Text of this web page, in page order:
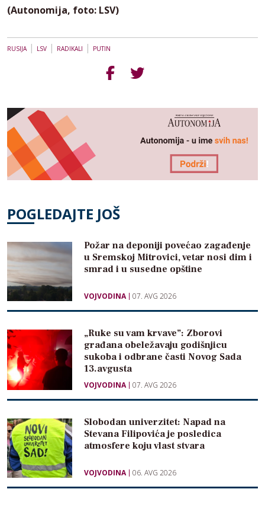
(Autonomija, foto: LSV)
RUSIJA| LSV | RADIKALI | PUTIN
POGLEDAJTE JOŠ
Požar na deponiji povećao zagađenje
u Sremskoj Mitrovici, vetar nosi dim i
smrad i u susedne opštine
VOJVODINA 07. AVG 2026
„Ruke su vam krvave”: Zborovi
građana obeležavaju godišnjicu
sukoba i odbrane časti Novog Sada
13.avgusta
VOJVODINA 07. AVG 2026
Slobodan univerzitet: Napad na
Stevana Filipovića je posledica
atmosfere koju vlast stvara
VOJVODINA 06. AVG 2026